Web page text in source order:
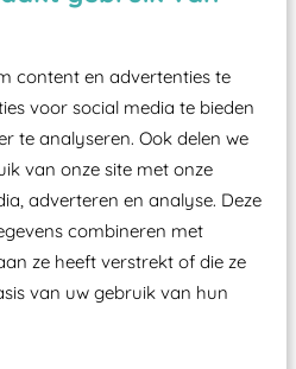
content en advertenties te
voor social media te bieden
te analyseren. Ook delen we
van onze site met onze
adverteren en analyse. Deze
combineren met
ze heeft verstrekt of die ze
van uw gebruik van hun
ruimte voorzien
-plaatje en
door een Nederlands
kunnen laten keuren zodat
Attractie- en